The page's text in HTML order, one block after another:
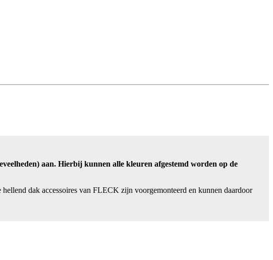
aan. Hierbij kunnen alle kleuren afgestemd worden op de
dak accessoires van FLECK zijn voorgemonteerd en kunnen daardoor